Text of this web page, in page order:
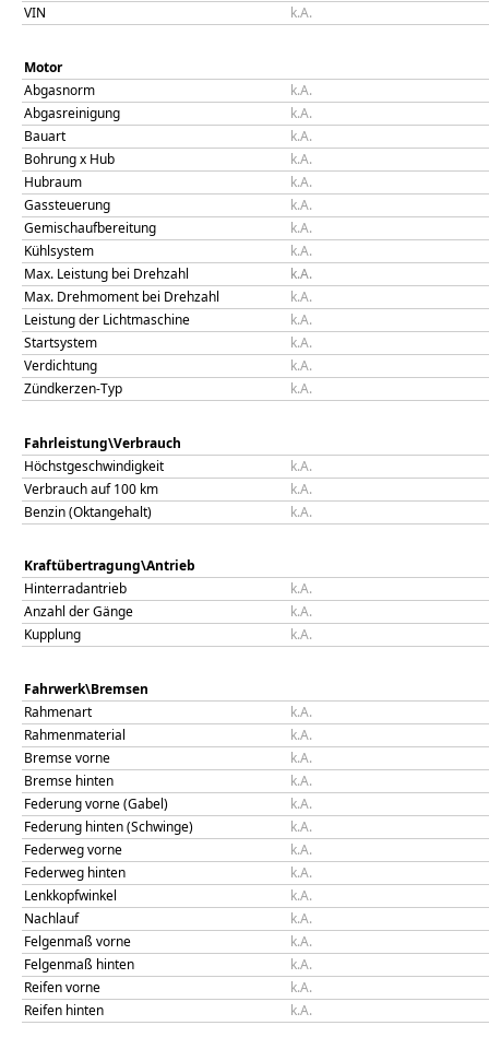
VIN
k.A.
Motor
Abgasnorm
k.A.
Abgasreinigung
k.A.
Bauart
k.A.
Bohrung x Hub
k.A.
Hubraum
k.A.
Gassteuerung
k.A.
Gemischaufbereitung
k.A.
Kühlsystem
k.A.
Max. Leistung bei Drehzahl
k.A.
Max. Drehmoment bei Drehzahl
k.A.
Leistung der Lichtmaschine
k.A.
Startsystem
k.A.
Verdichtung
k.A.
Zündkerzen-Typ
k.A.
Fahrleistung\Verbrauch
Höchstgeschwindigkeit
k.A.
Verbrauch auf 100 km
k.A.
Benzin (Oktangehalt)
k.A.
Kraftübertragung\Antrieb
Hinterradantrieb
k.A.
Anzahl der Gänge
k.A.
Kupplung
k.A.
Fahrwerk\Bremsen
Rahmenart
k.A.
Rahmenmaterial
k.A.
Bremse vorne
k.A.
Bremse hinten
k.A.
Federung vorne (Gabel)
k.A.
Federung hinten (Schwinge)
k.A.
Federweg vorne
k.A.
Federweg hinten
k.A.
Lenkkopfwinkel
k.A.
Nachlauf
k.A.
Felgenmaß vorne
k.A.
Felgenmaß hinten
k.A.
Reifen vorne
k.A.
Reifen hinten
k.A.